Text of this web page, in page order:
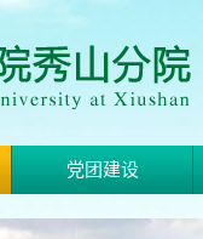
党团建设